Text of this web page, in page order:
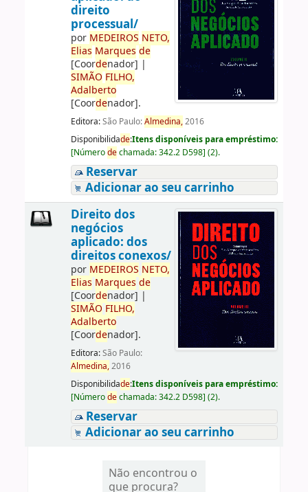
direito
processual/
por MEDEIROS NETO,
Elias Marques de
[Coordenador] |
SIMÃO FILHO,
Adalberto
[Coordenador].
Editora:São Paulo:Almedina,2016
Disponibilidade:Itens disponíveis para empréstimo:
[Númerodechamada:342.2 D598] (2).
Reservar
Adicionar ao seu carrinho
Direito dos
negócios
aplicado: dos
direitos conexos/
por MEDEIROS NETO,
Elias Marques de
[Coordenador] |
SIMÃO FILHO,
Adalberto
[Coordenador].
Editora:São Paulo:
Almedina,2016
Disponibilidade:Itens disponíveis para empréstimo:
[Númerodechamada:342.2 D598] (2).
Reservar
Adicionar ao seu carrinho
Não encontrou o
que procura?